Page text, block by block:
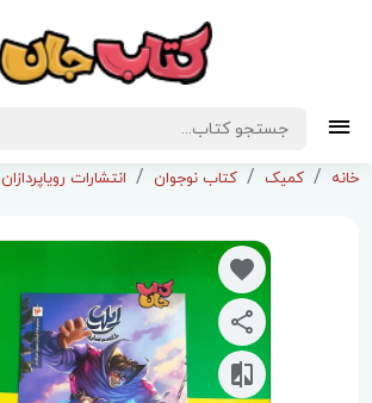
خانه کمیک کتاب نوجوان انتشارات رویاپردازان